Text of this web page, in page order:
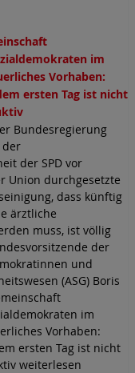
im
Vorhaben:
ersten Tag ist nicht
Bundesregierung
der
der SPD vor
Union durchgesetzte
dass künftig
ärztliche
muss, ist völlig
der
und
(ASG) Boris
im
Vorhaben:
ersten Tag ist nicht
weiterlesen